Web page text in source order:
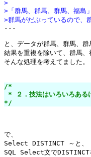
>
>「群馬、群馬、群馬、福島
>群馬がだぶっているので、
---
と、データが群馬、群馬、群
結果を重複を除いて、群馬、
そんな処理を考えてました。
/*
* ２．技法はいろいろある
*/
で、
Select DISTINCT ～と、
SQL Select文でDISTINCT